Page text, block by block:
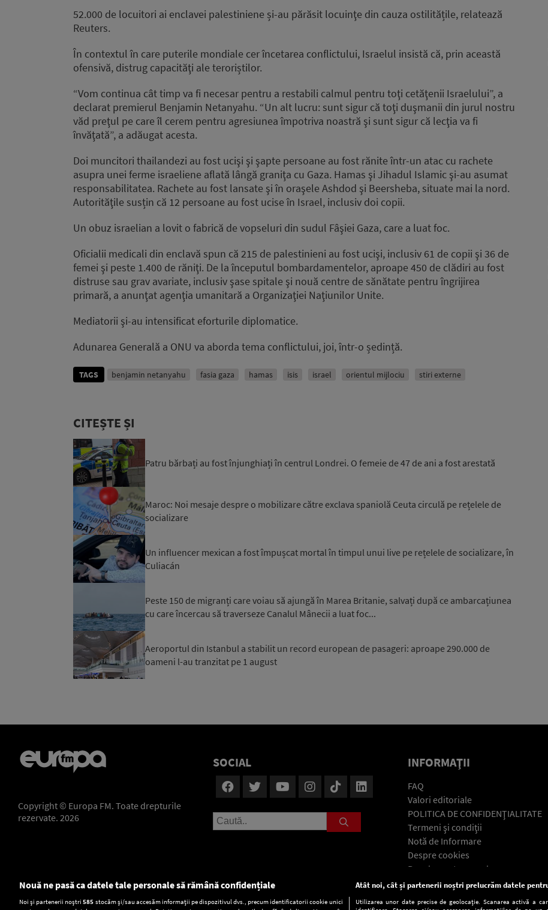
52.000 de locuitori ai enclavei palestiniene și-au părăsit locuinţe din cauza ostilitățile, relatează
Reuters.
În contextul în care puterile mondiale cer încetarea conflictului, Israelul insistă că, prin această
ofensivă, distrug capacităţi ale teroriștilor.
“Vom continua cât timp va fi necesar pentru a restabili calmul pentru toţi cetăţenii Israelului”, a
declarat premierul Benjamin Netanyahu. “Un alt lucru: sunt sigur că toţi duşmanii din jurul nostru
văd preţul pe care îl cerem pentru agresiunea împotriva noastră şi sunt sigur că lecţia va fi
învăţată”, a adăugat acesta.
Doi muncitori thailandezi au fost ucişi şi şapte persoane au fost rănite într-un atac cu rachete
asupra unei ferme israeliene aflată lângă graniţa cu Gaza. Hamas şi Jihadul Islamic şi-au asumat
responsabilitatea. Rachete au fost lansate şi în oraşele Ashdod şi Beersheba, situate mai la nord.
Autorităţile susțin că 12 persoane au fost ucise în Israel, inclusiv doi copii.
Un obuz israelian a lovit o fabrică de vopseluri din sudul Fâşiei Gaza, care a luat foc.
Oficialii medicali din enclavă spun că 215 de palestinieni au fost ucişi, inclusiv 61 de copii şi 36 de
femei şi peste 1.400 de răniţi. De la începutul bombardamentelor, aproape 450 de clădiri au fost
distruse sau grav avariate, inclusiv şase spitale şi nouă centre de sănătate pentru îngrijirea
primară, a anunţat agenţia umanitară a Organizaţiei Naţiunilor Unite.
Mediatorii şi-au intensificat eforturile diplomatice.
Adunarea Generală a ONU va aborda tema conflictului, joi, într-o ședință.
TAGS benjamin netanyahu fasia gaza hamas isis israel orientul mijlociu stiri externe
CITEȘTE ȘI
Patru bărbați au fost înjunghiați în centrul Londrei. O femeie de 47 de ani a fost arestată
Maroc: Noi mesaje despre o mobilizare către exclava spaniolă Ceuta circulă pe rețelele de
socializare
Un influencer mexican a fost împușcat mortal în timpul unui live pe rețelele de socializare, în
Culiacán
Peste 150 de migranți care voiau să ajungă în Marea Britanie, salvați după ce ambarcațiunea
cu care încercau să traverseze Canalul Mânecii a luat foc...
Aeroportul din Istanbul a stabilit un record european de pasageri: aproape 290.000 de
oameni l-au tranzitat pe 1 august
Copyright © Europa FM. Toate drepturile
rezervate. 2026
SOCIAL INFORMAŢII
FAQ
Valori editoriale
POLITICA DE CONFIDENŢIALITATE
Termeni şi condiţii
Notă de Informare
Despre cookies
Regulament general
GDPR
Setări:
Nouă ne pasă ca datele tale personale să rămână confidențiale
Noi și partenerii noștri585 stocăm și/sau accesăm informații pe dispozitivul dvs., precum identificatorii cookie unici
Atât noi, cât și partenerii noștri prelucrăm datele
Utilizarea unor date precise de geolocație. Scanarea activă a